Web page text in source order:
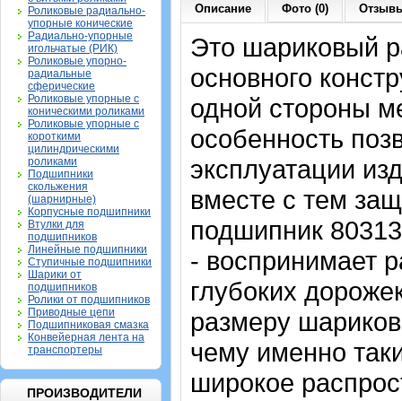
Роликовые радиально-
упорные конические
Радиально-упорные
игольчатые (РИК)
Роликовые упорно-
радиальные
сферические
Роликовые упорные с
коническими роликами
Роликовые упорные с
короткими
цилиндрическими
роликами
Подшипники
скольжения
(шарнирные)
Корпусные подшипники
Втулки для
подшипников
Линейные подшипники
Ступичные подшипники
Шарики от
подшипников
Ролики от подшипников
Приводные цепи
Подшипниковая смазка
Конвейерная лента на
транспортеры
ПРОИЗВОДИТЕЛИ
Описание Фото (0)
Это шариковый
основного
одной стороны
особенность
эксплуатации
вместе с тем
подшипник
- воспринимает
глубоких
размеру
чему именно
широкое